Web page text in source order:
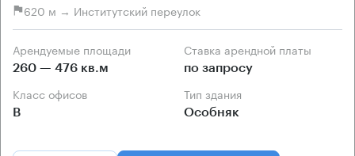
620 м → Институтский переулок
Арендуемые площади
260 — 476 кв.м
Ставка арендной платы
по запросу
Класс офисов
B
Тип здания
Особняк